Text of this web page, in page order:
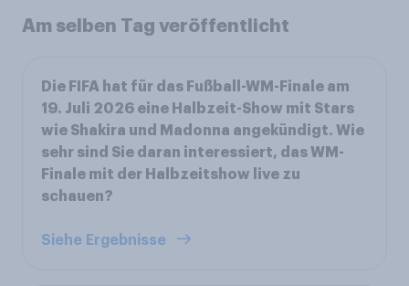
Am selben Tag veröffentlicht
Die FIFA hat für das Fußball-WM-Finale am
19. Juli 2026 eine Halbzeit-Show mit Stars
wie Shakira und Madonna angekündigt. Wie
sehr sind Sie daran interessiert, das WM-
Finale mit der Halbzeitshow live zu
schauen?
Siehe Ergebnisse